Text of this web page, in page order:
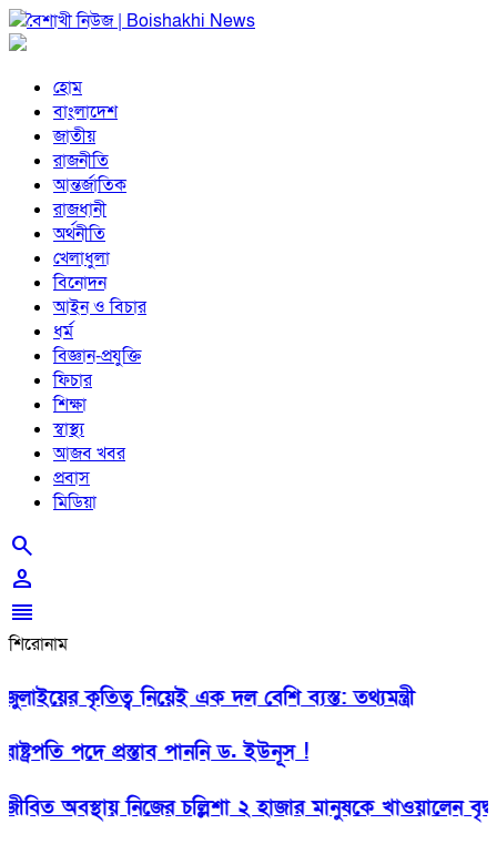
হোম
বাংলাদেশ
জাতীয়
রাজনীতি
আন্তর্জাতিক
রাজধানী
অর্থনীতি
খেলাধুলা
বিনোদন
আইন ও বিচার
ধর্ম
বিজ্ঞান-প্রযুক্তি
ফিচার
শিক্ষা
স্বাস্থ্য
আজব খবর
প্রবাস
মিডিয়া
search
person
reorder
শিরোনাম
কৃতিত্ব নিয়েই এক দল বেশি ব্যস্ত: তথ্যমন্ত্রী
পদে প্রস্তাব পাননি ড. ইউনূস !
অবস্থায় নিজের চল্লিশা ২ হাজার মানুষকে খাওয়ালেন বৃদ্ধ